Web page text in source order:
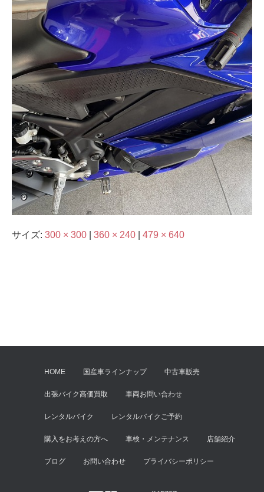
サイズ: 300 × 300 360 × 240 479 × 640
HOME 国産車ラインナップ 中古車販売
出張バイク高価買取 車両お問い合わせ
レンタルバイク レンタルバイクご予約
購入をお考えの方へ 車検・メンテナンス 店舗紹介
ブログ お問い合わせ プライバシーポリシー